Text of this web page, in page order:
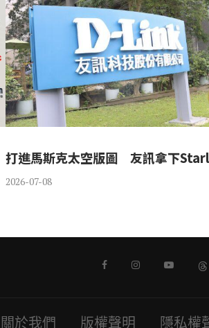
打進馬斯克太空版圖 友訊拿下
2026-07-08
關於我們 版權聲明 隱私權